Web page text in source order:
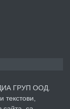
преди 1 година
ГРУП ООД.
текстови,